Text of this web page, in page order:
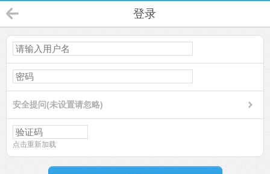
登录
安全提问(未设置请忽略)
点击重新加载